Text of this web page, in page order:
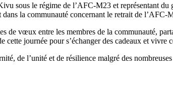
sous le régime de l’AFC-M23 et représentant du
la communauté concernant le retrait de
de vœux entre les membres de la communauté,
journée pour s’échanger des cadeaux et vivre
de l’unité et de résilience malgré des